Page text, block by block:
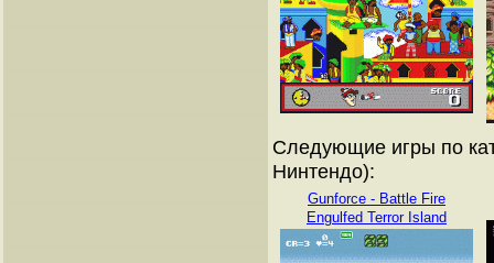
Следующие игры по
Нинтендо):
Gunforce - Battle Fire
Engulfed Terror Island